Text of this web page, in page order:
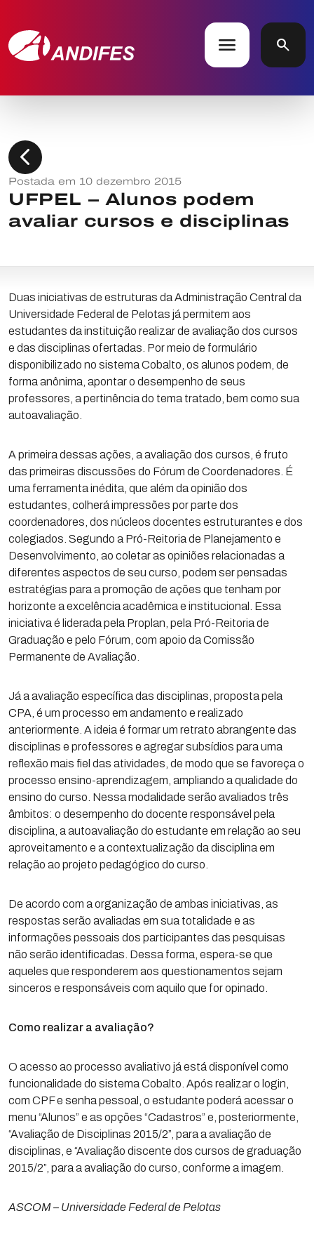
menu search
chevron_left
Postada em 10 dezembro 2015
UFPEL – Alunos podem
avaliar cursos e disciplinas
Duas iniciativas de estruturas da Administração Central da
Universidade Federal de Pelotas já permitem aos
estudantes da instituição realizar de avaliação dos cursos
e das disciplinas ofertadas. Por meio de formulário
disponibilizado no sistema Cobalto, os alunos podem, de
forma anônima, apontar o desempenho de seus
professores, a pertinência do tema tratado, bem como sua
autoavaliação.
A primeira dessas ações, a avaliação dos cursos, é fruto
das primeiras discussões do Fórum de Coordenadores. É
uma ferramenta inédita, que além da opinião dos
estudantes, colherá impressões por parte dos
coordenadores, dos núcleos docentes estruturantes e dos
colegiados. Segundo a Pró-Reitoria de Planejamento e
Desenvolvimento, ao coletar as opiniões relacionadas a
diferentes aspectos de seu curso, podem ser pensadas
estratégias para a promoção de ações que tenham por
horizonte a excelência acadêmica e institucional. Essa
iniciativa é liderada pela Proplan, pela Pró-Reitoria de
Graduação e pelo Fórum, com apoio da Comissão
Permanente de Avaliação.
Já a avaliação específica das disciplinas, proposta pela
CPA, é um processo em andamento e realizado
anteriormente. A ideia é formar um retrato abrangente das
disciplinas e professores e agregar subsídios para uma
reflexão mais fiel das atividades, de modo que se favoreça o
processo ensino-aprendizagem, ampliando a qualidade do
ensino do curso. Nessa modalidade serão avaliados três
âmbitos: o desempenho do docente responsável pela
disciplina, a autoavaliação do estudante em relação ao seu
aproveitamento e a contextualização da disciplina em
relação ao projeto pedagógico do curso.
De acordo com a organização de ambas iniciativas, as
respostas serão avaliadas em sua totalidade e as
informações pessoais dos participantes das pesquisas
não serão identificadas. Dessa forma, espera-se que
aqueles que responderem aos questionamentos sejam
sinceros e responsáveis com aquilo que for opinado.
Como realizar a avaliação?
O acesso ao processo avaliativo já está disponível como
funcionalidade do sistema Cobalto. Após realizar o login,
com CPF e senha pessoal, o estudante poderá acessar o
menu “Alunos” e as opções “Cadastros” e, posteriormente,
“Avaliação de Disciplinas 2015/2”, para a avaliação de
disciplinas, e “Avaliação discente dos cursos de graduação
2015/2”, para a avaliação do curso, conforme a imagem.
ASCOM – Universidade Federal de Pelotas